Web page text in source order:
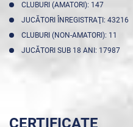
CLUBURI (AMATORI): 147
JUCĂTORI ÎNREGISTRAŢI: 43216
CLUBURI (NON-AMATORI): 11
JUCĂTORI SUB 18 ANI: 17987
CERTIFICATE